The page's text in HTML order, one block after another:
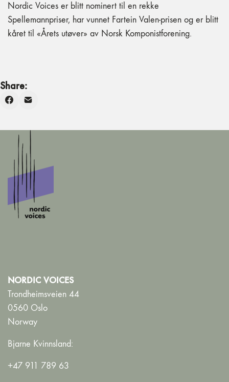
Nordic Voices er blitt nominert til en rekke
Spellemannpriser, har vunnet Fartein Valen-prisen og er blitt
kåret til «Årets utøver» av Norsk Komponistforening.
Share:
NORDIC VOICES
Trondheimsveien 44
0560 Oslo
Norway
Bjarne Kvinnsland:
+47 911 789 63